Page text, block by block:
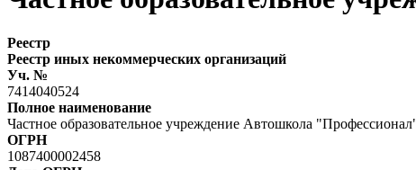
Реестр
Реестр иных некоммерческих организаций
Уч. №
7414040524
Полное наименование
Частное образовательное учреждение Автошкола
ОГРН
1087400002458